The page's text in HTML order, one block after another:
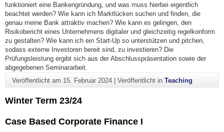
funktioniert eine Bankengründung, und was muss hierbei eigentlich
beachtet werden? Wie kann ich Marktlücken suchen und finden, die
genau meine Bank attraktiv machen? Wie kann es gelingen, den
Risikobericht eines Unternehmens digitaler und gleichzeitig regelkonform
zu gestalten? Wie kann ich ein Start-Up so unterstützen und pitchen,
sodass externe Investoren bereit sind, zu investieren? Die
Prüfungsleistung ergibt sich aus der Abschlusspräsentation sowie der
abgegebenen Seminararbeit.
Veröffentlicht am 15. Februar 2024| Veröffentlicht in Teaching
Winter Term 23/24
Case Based Corporate Finance I